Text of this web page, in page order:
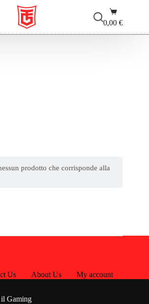
Carrello
0,00€
prodotto che corrisponde alla
Us About Us
My account
il Gaming